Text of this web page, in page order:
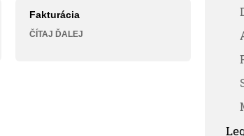
Fakturácia
ČÍTAJ ĎALEJ